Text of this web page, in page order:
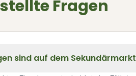
Fragen
sind auf dem